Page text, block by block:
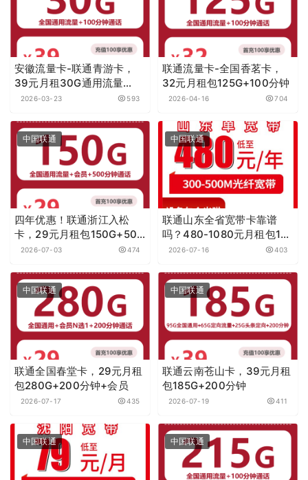
安徽流量卡-联通青游卡，
39元月租30G通用流量
+100分钟
2026-03-23 593
联通流量卡-全国香茗卡，
32元月租包125G+100分钟
2026-04-16 704
中国联通
四年优惠！联通浙江入松
卡，29元月租包150G+500
分钟+会员
2026-07-03 474
中国联通
联通山东全省宽带卡靠谱
吗？480-1080元月租包1-2
年300-500M单宽带套餐实
2026-07-16 403
中国联通
联通全国春堂卡，29元月租
包280G+200分钟+会员
2026-07-17 435
中国联通
联通云南苍山卡，39元月租
包185G+200分钟
2026-07-19 411
中国联通 中国联通